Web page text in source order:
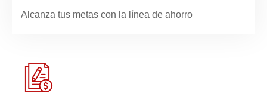
Alcanza tus metas con la línea de ahorro